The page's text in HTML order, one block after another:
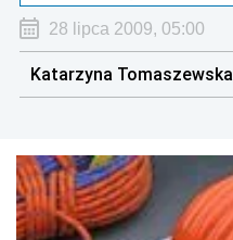
28 lipca 2009, 05:00
Katarzyna Tomaszewska